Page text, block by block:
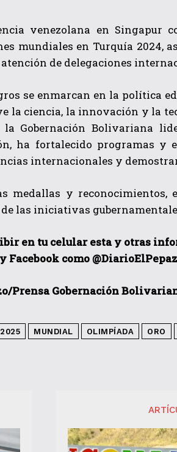
QUIERO
He leído y acepto lasPolítica de
venezolana en Singapur
mundiales en Turquía 2024,
de delegaciones
se enmarcan en la política
la ciencia, la innovación y la
la Gobernación Bolivariana
ha fortalecido programas y
internacionales y
medallas y
las iniciativas
en tu celular esta y otras
Facebook como
Prensa Gobernación
2025 MUNDIAL OLIMPÍADA ORO